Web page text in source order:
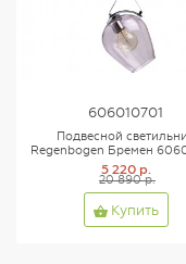
606010701
Подвесной
Regenbogen Бремен
5 220 р.
20 890 р.
Купить